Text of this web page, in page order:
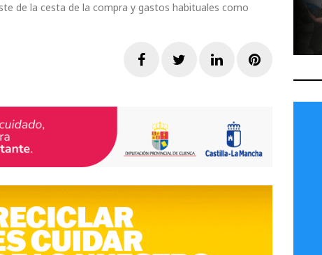
de la cesta de la compra y gastos habituales como
FacebookTwitterLinkedInPinterest